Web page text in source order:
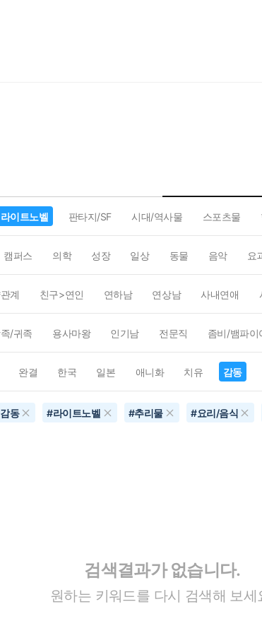
라이트노벨 판타지/SF 시대/역사물 스포츠물
캠퍼스 의학 성장 일상 동물 음악 요
계 친구>연인 연하남 연상남 사내연애
/귀족 용사마왕 인기남 전문직 좀비/뱀파이
완결 한국 일본 애니화 치유 감동
감동 #라이트노벨 #추리물 #요리/음식
검색결과가 없습니다.
원하는 키워드를 다시 검색해 보세